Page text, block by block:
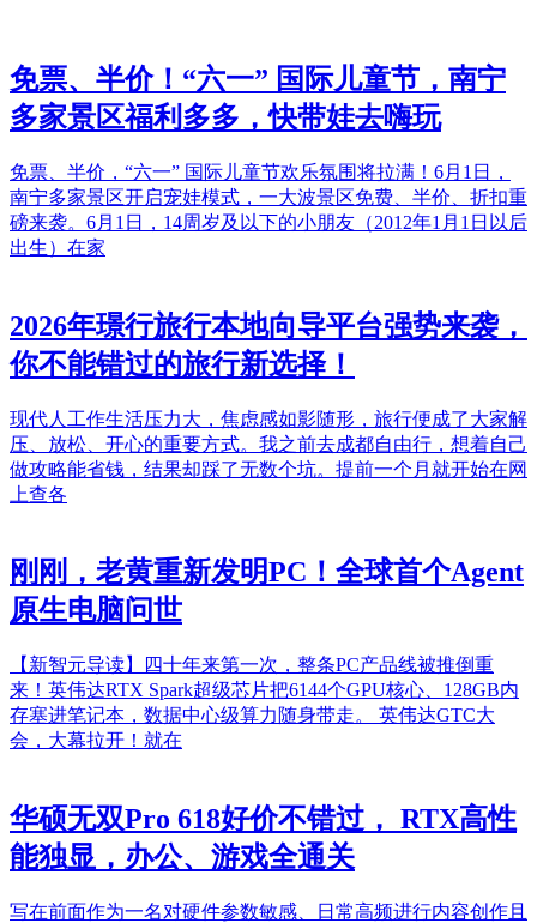
免票、半价！“六一” 国际儿童节，南宁
多家景区福利多多，快带娃去嗨玩
免票、半价，“六一” 国际儿童节欢乐氛围将拉满！6月1日，
南宁多家景区开启宠娃模式，一大波景区免费、半价、折扣重
磅来袭。6月1日，14周岁及以下的小朋友（2012年1月1日以后
出生）在家
2026年璟行旅行本地向导平台强势来袭，
你不能错过的旅行新选择！
现代人工作生活压力大，焦虑感如影随形，旅行便成了大家解
压、放松、开心的重要方式。我之前去成都自由行，想着自己
做攻略能省钱，结果却踩了无数个坑。提前一个月就开始在网
上查各
刚刚，老黄重新发明PC！全球首个Agent
原生电脑问世
【新智元导读】四十年来第一次，整条PC产品线被推倒重
来！英伟达RTX Spark超级芯片把6144个GPU核心、128GB内
存塞进笔记本，数据中心级算力随身带走。 英伟达GTC大
会，大幕拉开！就在
华硕无双Pro 618好价不错过， RTX高性
能独显，办公、游戏全通关
写在前面作为一名对硬件参数敏感、日常高频进行内容创作且